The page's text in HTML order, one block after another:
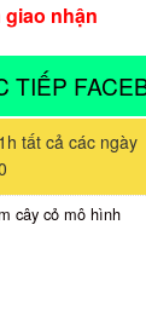
nhận
TIẾP
tất cả các ngày
cây cỏ mô hình